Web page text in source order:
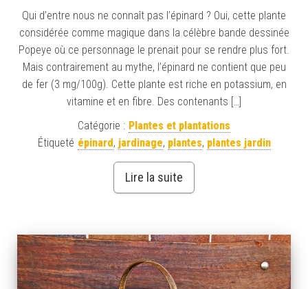
Qui d’entre nous ne connaît pas l’épinard ? Oui, cette plante
considérée comme magique dans la célèbre bande dessinée
Popeye où ce personnage le prenait pour se rendre plus fort.
Mais contrairement au mythe, l’épinard ne contient que peu
de fer (3 mg/100g). Cette plante est riche en potassium, en
vitamine et en fibre. Des contenants […]
Catégorie : Plantes et plantations
Étiqueté épinard, jardinage, plantes, plantes jardin
Lire la suite